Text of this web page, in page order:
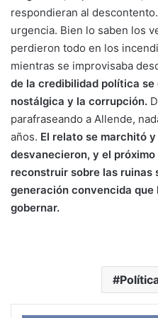
respondieran al
urgencia. Bien lo saben los
perdieron todo en los
mientras se improvisaba
de la credibilidad política
nostálgica y la corrupción.
parafraseando a Allende,
años. El relato se marchitó
desvanecieron, y el
reconstruir sobre las ruinas
generación convencida que
gobernar.